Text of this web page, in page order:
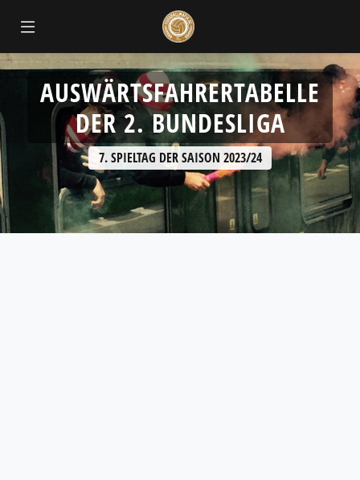
AUSWÄRTSFAHRERTABELLE
DER 2. BUNDESLIGA
7. SPIELTAG DER SAISON 2023/24